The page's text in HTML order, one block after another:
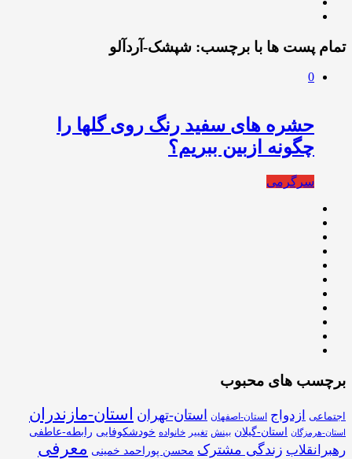
تمام پست ها با برچسب: شپشک-آردآلو
0
حشره های سفید رنگ روی گلها را
چگونه ازبین ببریم؟
سرگرمی
برچسب های محبوب
اجتماعی ازدواج استان-اصفهان استان-تهران استان-مازندران
استان-هرمزگان استان-گیلان بینش تغییر خانواده خودشکوفایی رابطه-عاطفی
رهبرانقلاب زندگی مشترک محسن پوراحمد خمینی معرفی